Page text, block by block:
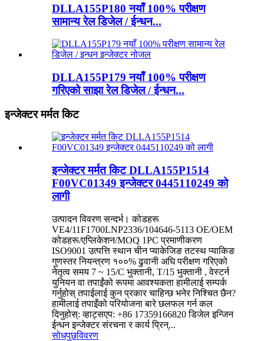
DLLA155P180 नयाँ 100% परीक्षण
सामान्य रेल डिजेल / ईन्धन...
DLLA155P179 नयाँ 100% परीक्षण
गरिएको साझा रेल डिजेल / ईन्धन...
इन्जेक्टर मर्मत किट
इन्जेक्टर मर्मत किट DLLA155P1514
F00VC01349 इन्जेक्टर 0445110249 को
लागी
उत्पादन विवरण सन्दर्भ। कोडहरू
VE4/11F1700LNP2336/104646-5113 OE/OEM
कोडहरू/एप्लिकेशन/MOQ 1PC प्रमाणीकरण
ISO9001 उत्पत्ति स्थान चीन प्याकेजिङ तटस्थ प्याकिङ
गुणस्तर नियन्त्रण १००% ढुवानी अघि परीक्षण गरिएको
नेतृत्व समय 7 ~ 15/C भुक्तानी, T/15 भुक्तानी , वेस्टर्न
युनियन वा तपाईंको रूपमा आवश्यकता हामीलाई सम्पर्क
गर्नुहोस् तपाईलाई कुन प्रकार चाहिन्छ भनेर निश्चित छैन?
हामीलाई तपाइँको परियोजना बारे छलफल गर्न कल
दिनुहोस्: व्हाट्सएप: +86 17359166820 डिजेल इन्जिन
ईन्धन इन्जेक्टर संरचना र कार्य प्रिन्...
सोधपुछविवरण